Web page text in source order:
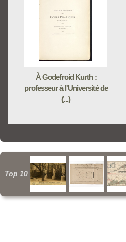
À Godefroid Kurth :
professeur à l'Université de
(...)
Top 10